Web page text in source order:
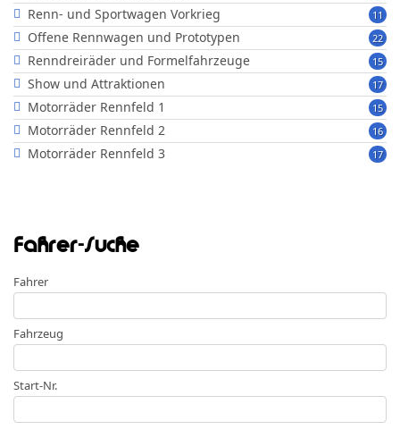
11
Renn- und Sportwagen Vorkrieg
22
Offene Rennwagen und Prototypen
15
Renndreiräder und Formelfahrzeuge
17
Show und Attraktionen
15
Motorräder Rennfeld 1
16
Motorräder Rennfeld 2
17
Motorräder Rennfeld 3
Fahrer-Suche
Fahrer
Fahrzeug
Start-Nr.